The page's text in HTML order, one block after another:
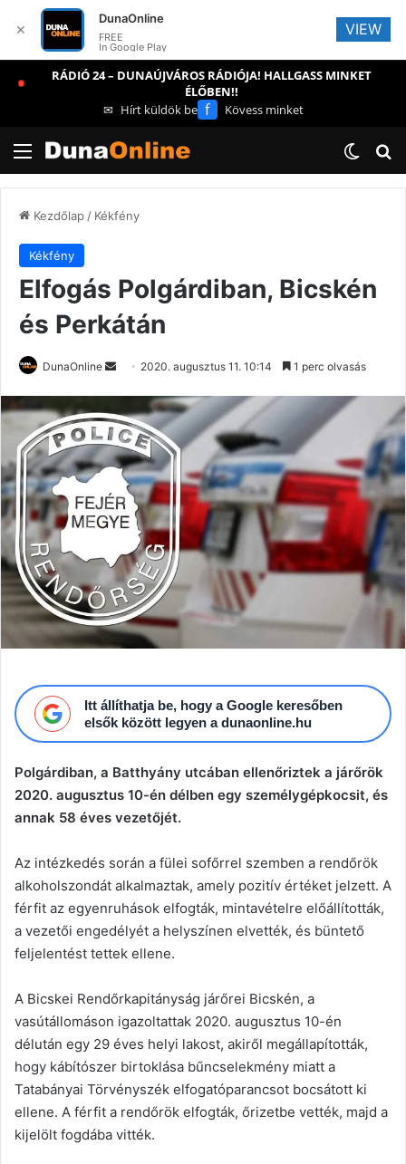
RÁDIÓ 24 – DUNAÚJVÁROS RÁDIÓJA! HALLGASS MINKET
ÉLŐBEN!!
✉ Hírt küldök be f Kövess minket
Menü
Kezdőlap/ Kékfény
Kékfény
Elfogás Polgárdiban, Bicskén
és Perkátán
DunaOnline
Send
email
2020. augusztus 11. 10:14 1 perc olvasás
Itt állíthatja be, hogy a Google keresőben
elsők között legyen a dunaonline.hu
Polgárdiban, a Batthyány utcában ellenőriztek a járőrök
2020. augusztus 10-én délben egy személygépkocsit, és
annak 58 éves vezetőjét.
Az intézkedés során a fülei sofőrrel szemben a rendőrök
alkoholszondát alkalmaztak, amely pozitív értéket jelzett. A
férfit az egyenruhások elfogták, mintavételre előállították,
a vezetői engedélyét a helyszínen elvették, és büntető
feljelentést tettek ellene.
A Bicskei Rendőrkapitányság járőrei Bicskén, a
vasútállomáson igazoltattak 2020. augusztus 10-én
délután egy 29 éves helyi lakost, akiről megállapították,
hogy kábítószer birtoklása bűncselekmény miatt a
Tatabányai Törvényszék elfogatóparancsot bocsátott ki
ellene. A férfit a rendőrök elfogták, őrizetbe vették, majd a
kijelölt fogdába vitték.
✕
DunaOnline
FREE
In Google Play
VIEW